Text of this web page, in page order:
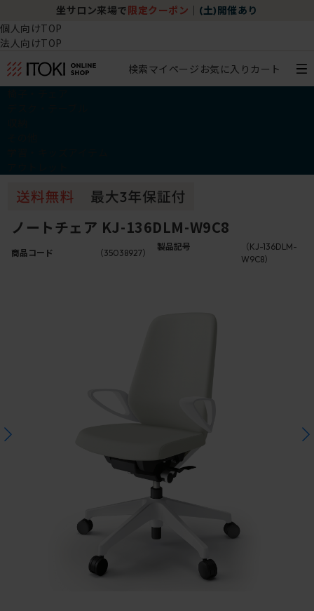
坐サロン来場で 限定クーポン (土)開催あり
個人向けTOP
法人向けTOP
検索マイページ お気に入り カート
ノートチェア KJ-136DLM-W9C8
商品コード （35038927）
製品記号
（KJ-136DLM-
W9C8）